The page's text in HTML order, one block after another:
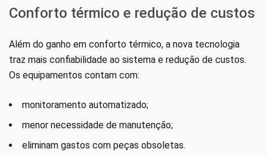
Conforto térmico e redução de custos
Além do ganho em conforto térmico, a nova tecnologia
traz mais confiabilidade ao sistema e redução de custos.
Os equipamentos contam com:
monitoramento automatizado;
menor necessidade de manutenção;
eliminam gastos com peças obsoletas.